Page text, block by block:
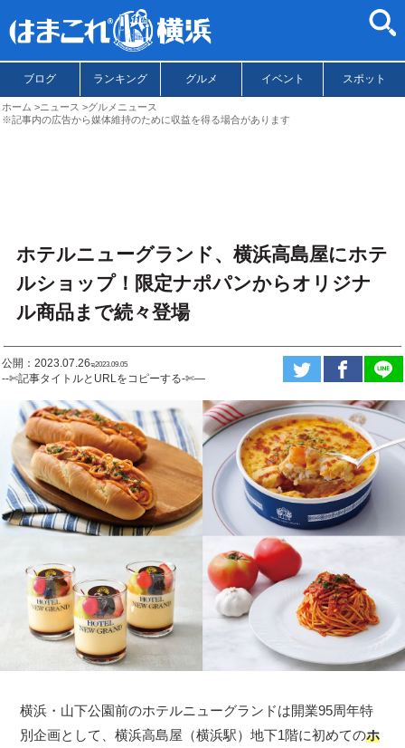
ブログ ランキング グルメ イベント スポット
ホーム ニュース
グルメニュース
※記事内の広告から媒体維持のために収益を得る場合があります
ホテルニューグランド、横浜高島屋にホテ
ルショップ！限定ナポパンからオリジナ
ル商品まで続々登場
公開：2023.07.26ಇ2023.09.05
--✄記事タイトルとURLをコピーする-✄—
横浜・山下公園前のホテルニューグランドは開業95周年特
別企画として、横浜高島屋（横浜駅）地下1階に初めてのホ